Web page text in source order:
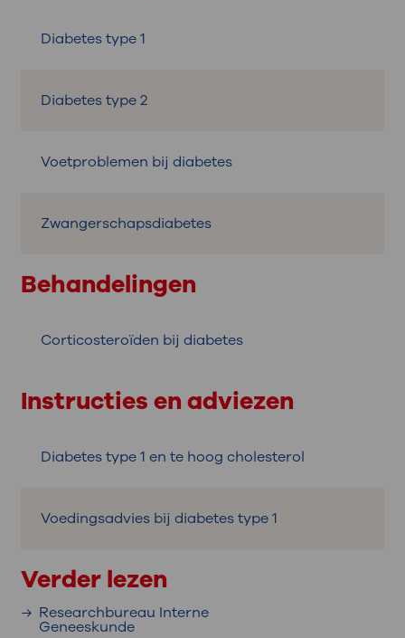
Diabetes type 1
Diabetes type 2
Voetproblemen bij diabetes
Zwangerschapsdiabetes
Behandelingen
Corticosteroïden bij diabetes
Instructies en adviezen
Diabetes type 1 en te hoog cholesterol
Voedingsadvies bij diabetes type 1
Verder lezen
Researchbureau Interne
Geneeskunde